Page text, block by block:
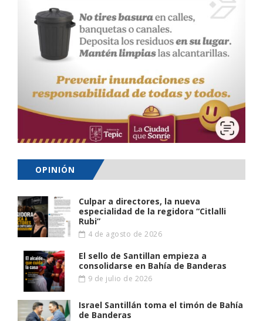
OPINIÓN
Culpar a directores, la nueva
especialidad de la regidora “Citlalli
Rubi”
4 de agosto de 2026
El sello de Santillan empieza a
consolidarse en Bahía de Banderas
9 de julio de 2026
Israel Santillán toma el timón de Bahía
de Banderas